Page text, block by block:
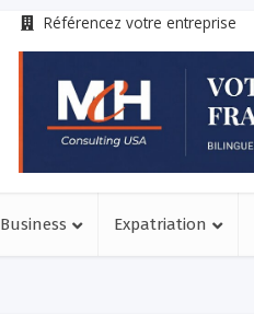
Référencez votre entreprise
Business Expatriation